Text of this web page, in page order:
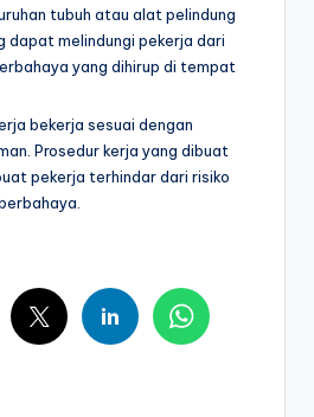
tubuh atau alat pelindung
dapat melindungi pekerja dari
yang dihirup di tempat
bekerja sesuai dengan
Prosedur kerja yang dibuat
pekerja terhindar dari risiko